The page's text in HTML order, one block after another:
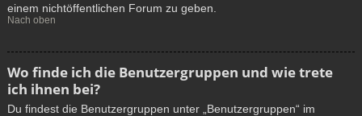
einem nichtöffentlichen Forum zu geben.
Nach oben
Wo finde ich die Benutzergruppen und wie trete
ich ihnen bei?
Du findest die Benutzergruppen unter „Benutzergruppen“ im